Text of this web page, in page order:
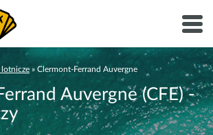
lotnicze » Clermont-Ferrand Auvergne
Auvergne (CFE) -